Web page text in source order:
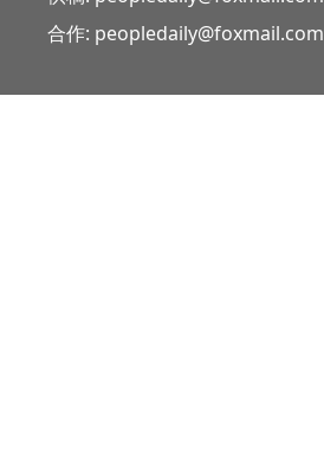
合作: peopledaily@foxmail.com